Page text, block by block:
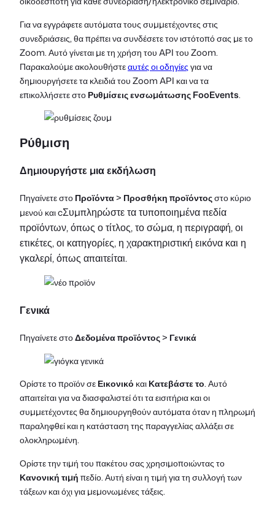
Για να εγγράφετε αυτόματα τους συμμετέχοντες στις
συνεδριάσεις, θα πρέπει να συνδέσετε τον ιστότοπό σας με το
Zoom. Αυτό γίνεται με τη χρήση του API του Zoom.
Παρακαλούμε ακολουθήστεαυτές οι οδηγίεςγια να
δημιουργήσετε τα κλειδιά του Zoom API και να τα
επικολλήσετε στοΡυθμίσεις ενσωμάτωσης FooEvents.
Ρύθμιση
Δημιουργήστε μια εκδήλωση
Πηγαίνετε στοΠροϊόντα> Προσθήκη προϊόντοςστο κύριο
μενού και cΣυμπληρώστε τα τυποποιημένα πεδία
προϊόντων, όπως ο τίτλος, το σώμα, η περιγραφή, οι
ετικέτες, οι κατηγορίες, η χαρακτηριστική εικόνα και η
γκαλερί, όπως απαιτείται.
Γενικά
Πηγαίνετε στοΔεδομένα προϊόντος> Γενικά
Ορίστε το προϊόν σεΕικονικό καιΚατεβάστε το. Αυτό
απαιτείται για να διασφαλιστεί ότι τα εισιτήρια και οι
συμμετέχοντες θα δημιουργηθούν αυτόματα όταν η πληρωμή
παραληφθεί και η κατάσταση της παραγγελίας αλλάξει σε
ολοκληρωμένη.
Ορίστε την τιμή του πακέτου σας χρησιμοποιώντας το
Κανονική τιμήπεδίο. Αυτή είναι η τιμή για τη συλλογή των
τάξεων και όχι για μεμονωμένες τάξεις.